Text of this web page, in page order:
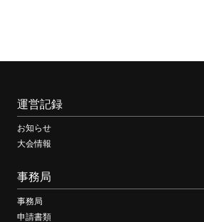
運営記録
お知らせ
大会情報
事務局
事務局
申請書類